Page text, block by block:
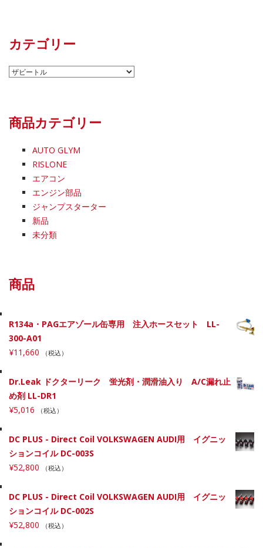
カテゴリー
カ
ー
商品カテゴリー
AUTO GLYM
RISLONE
エアコン
エンジン部品
ジャンプスターター
新品
未分類
商品
R134a・PAGエアゾール缶専用 注入ホースセット LL-
300-A01
¥11,660 （税込）
Dr.Leak ドクターリーク 蛍光剤・潤滑油入り A/C漏れ止
め剤 LL-DR1
¥5,016 （税込）
DC PLUS - Direct Coil VOLKSWAGEN AUDI用 イグニッ
ションコイル DC-003S
¥52,800 （税込）
DC PLUS - Direct Coil VOLKSWAGEN AUDI用 イグニッ
ションコイル DC-002S
¥52,800 （税込）